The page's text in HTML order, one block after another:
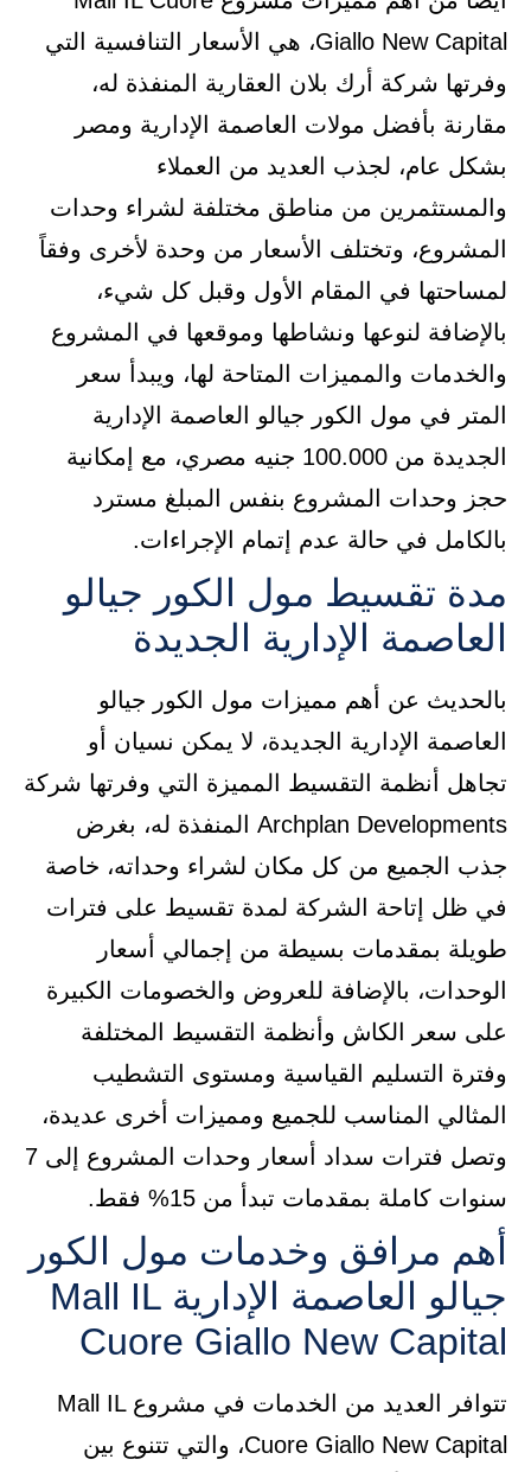
Giallo New Capital، هي الأسعار التنافسية التي
وفرتها شركة أرك بلان العقارية المنفذة له،
مقارنة بأفضل مولات العاصمة الإدارية ومصر
بشكل عام، لجذب العديد من العملاء
والمستثمرين من مناطق مختلفة لشراء وحدات
المشروع، وتختلف الأسعار من وحدة لأخرى وفقاً
لمساحتها في المقام الأول وقبل كل شيء،
بالإضافة لنوعها ونشاطها وموقعها في المشروع
والخدمات والمميزات المتاحة لها، ويبدأ سعر
المتر في مول الكور جيالو العاصمة الإدارية
الجديدة من 100.000 جنيه مصري، مع إمكانية
حجز وحدات المشروع بنفس المبلغ مسترد
بالكامل في حالة عدم إتمام الإجراءات.
مدة تقسيط مول الكور جيالو
العاصمة الإدارية الجديدة
بالحديث عن أهم مميزات مول الكور جيالو
العاصمة الإدارية الجديدة، لا يمكن نسيان أو
تجاهل أنظمة التقسيط المميزة التي وفرتها شركة
Archplan Developments المنفذة له، بغرض
جذب الجميع من كل مكان لشراء وحداته، خاصة
في ظل إتاحة الشركة لمدة تقسيط على فترات
طويلة بمقدمات بسيطة من إجمالي أسعار
الوحدات، بالإضافة للعروض والخصومات الكبيرة
على سعر الكاش وأنظمة التقسيط المختلفة
وفترة التسليم القياسية ومستوى التشطيب
المثالي المناسب للجميع ومميزات أخرى عديدة،
وتصل فترات سداد أسعار وحدات المشروع إلى 7
سنوات كاملة بمقدمات تبدأ من 15% فقط.
أهم مرافق وخدمات مول الكور
جيالو العاصمة الإدارية Mall IL
Cuore Giallo New Capital
تتوافر العديد من الخدمات في مشروع Mall IL
Cuore Giallo New Capital، والتي تتنوع بين